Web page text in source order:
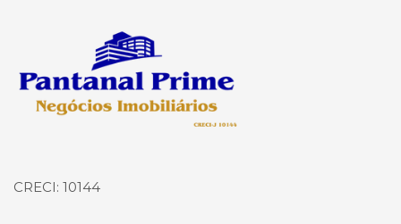
Página inicial
CRECI: 10144